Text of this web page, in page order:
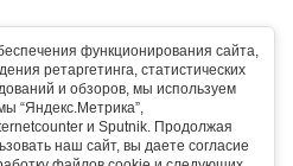
функционирования сайта,
ретаргетинга, статистических
и обзоров, мы используем
“Яндекс.Метрика”,
и Sputnik. Продолжая
наш сайт, вы даете согласие